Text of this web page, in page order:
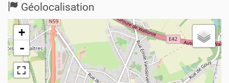
Géolocalisation
+
-